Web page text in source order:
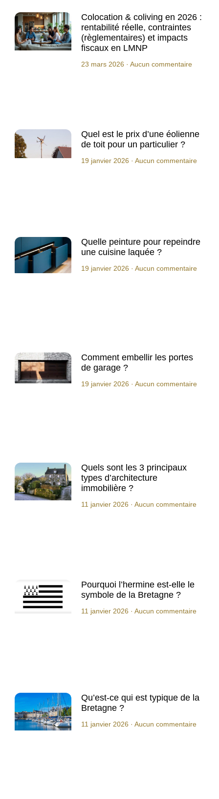
Colocation & coliving en 2026 :
rentabilité réelle, contraintes
(règlementaires) et impacts
fiscaux en LMNP
23 mars 2026 Aucun commentaire
Quel est le prix d’une éolienne
de toit pour un particulier ?
19 janvier 2026 Aucun commentaire
Quelle peinture pour repeindre
une cuisine laquée ?
19 janvier 2026 Aucun commentaire
Comment embellir les portes
de garage ?
19 janvier 2026 Aucun commentaire
Quels sont les 3 principaux
types d’architecture
immobilière ?
11 janvier 2026 Aucun commentaire
Pourquoi l’hermine est-elle le
symbole de la Bretagne ?
11 janvier 2026 Aucun commentaire
Qu’est-ce qui est typique de la
Bretagne ?
11 janvier 2026 Aucun commentaire